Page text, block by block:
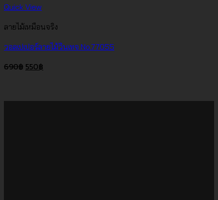
Quick View
ลายไม้เหมือนจริง
วอลเปเปอร์ลายไม้วินเทจ No.77055
690฿ Original
690฿.
550฿
550฿.